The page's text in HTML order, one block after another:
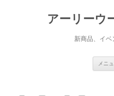
アーリーウ
新商品、イベ
メニ